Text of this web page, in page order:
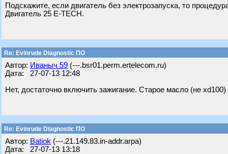
Подскажите, если двигатель без электрозапуска, то
Двигатель 25 E-TECH.
Re: Evinrude Diagnostic ПО
Автор: Ивaныч 59 (---.bsr01.perm.ertelecom.ru)
Дата: 27-07-13 12:48
Нет, достаточно включить зажигание. Старое масло (не
Re: Evinrude Diagnostic ПО
Автор: Batiok (---.21.149.83.in-addr.arpa)
Дата: 27-07-13 13:18